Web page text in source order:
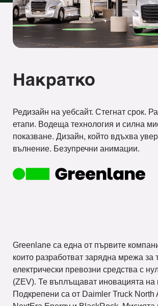
Накратко
Редизайн на уебсайт. Стегнат срок.
етапи. Водеща технология и силна
показване. Дизайн, който вдъхва
вълнение. Безупречни анимации.
Greenlane са една от първите
които разработват зарядна мрежа за
електрически превозни средства с
(ZEV). Те въплъщават иновацията на
Подкрепени са от Daimler Truck North